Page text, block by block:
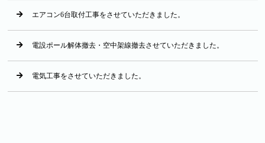
エアコン6台取付工事をさせていただきました。
電設ポール解体撤去・空中架線撤去させていただきました。
電気工事をさせていただきました。